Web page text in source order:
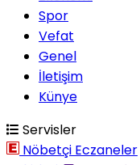
Spor
Vefat
Genel
İletişim
Künye
Servisler
Nöbetçi Eczaneler